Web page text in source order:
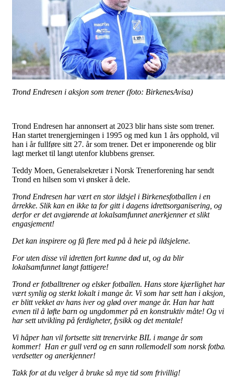
Trond Endresen i aksjon som trener (foto: BirkenesAvisa)
Trond Endresen har annonsert at 2023 blir hans siste som trener.
Han startet trenergjerningen i 1995 og med kun 1 års opphold, vil
han i år fullføre sitt 27. år som trener. Det er imponerende og blir
lagt merket til langt utenfor klubbens grenser.
Teddy Moen, Generalsekretær i Norsk Trenerforening har sendt
Trond en hilsen som vi ønsker å dele.
Trond Endresen har vært en stor ildsjel i Birkenesfotballen i en
årrekke. Slik kan en ikke ta for gitt i dagens idrettsorganisering, og
derfor er det avgjørende at lokalsamfunnet anerkjenner et slikt
engasjement!
Det kan inspirere og få flere med på å heie på ildsjelene.
For uten disse vil idretten fort kunne død ut, og da blir
lokalsamfunnet langt fattigere!
Trond er fotballtrener og elsker fotballen. Hans store kjærlighet har
vært synlig og sterkt lokalt i mange år. Vi som har sett han i aksjon,
er blitt vekket av hans iver og glød over mange år. Han har hatt
evnen til å løfte barn og ungdommer på en konstruktiv måte! Og vi
har sett utvikling på ferdigheter, fysikk og det mentale!
Vi håper han vil fortsette sitt trenervirke BIL i mange år som
kommer! Han er gull verd og en sann rollemodell som norsk
verdsetter og anerkjenner!
Takk for at du velger å bruke så mye tid som frivillig!